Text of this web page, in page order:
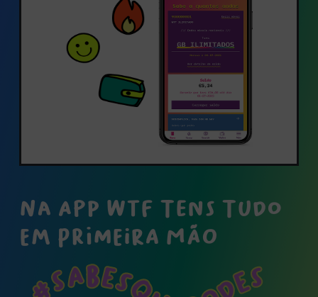
NA APP WTF TENS TUDO
EM PRIMEIRA MÃO